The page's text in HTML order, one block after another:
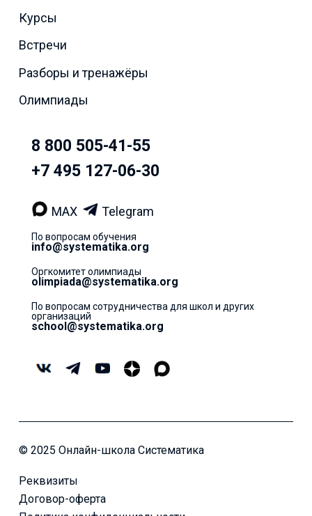
Курсы
Встречи
Разборы и тренажёры
Олимпиады
8 800 505-41-55
+7 495 127-06-30
MAX Telegram
По вопросам обучения
info@systematika.org
Оргкомитет олимпиады
olimpiada@systematika.org
По вопросам сотрудничества для школ и других
организаций
school@systematika.org
© 2025 Онлайн-школа Систематика
Реквизиты
Договор-оферта